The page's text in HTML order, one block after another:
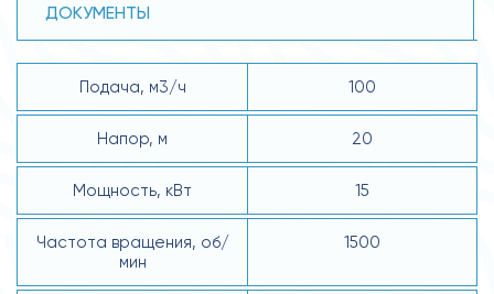
ДОКУМЕНТЫ
Подача, м3/ч 100
Напор, м 20
Мощность, кВт 15
Частота вращения, об/
мин
1500